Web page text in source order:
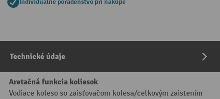
Individuálne poradenstvo pri nákupe
Technické údaje
Aretačná funkcia koliesok
Vodiace koleso so zaisťovačom kolesa/celkovým zaistením